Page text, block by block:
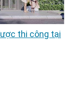
thi công tại